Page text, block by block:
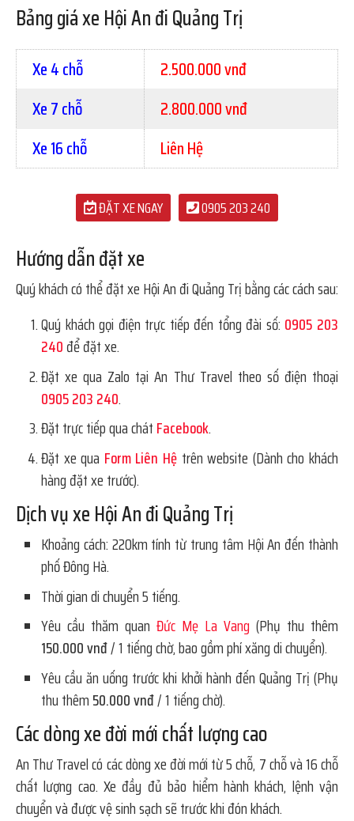
Bảng giá xe Hội An đi Quảng Trị
Xe 4 chỗ
2.500.000 vnđ
Xe 7 chỗ
2.800.000 vnđ
Xe 16 chỗ
Liên Hệ
ĐẶT XE NGAY 0905 203 240
Hướng dẫn đặt xe
Quý khách có thể đặt xe Hội An đi Quảng Trị bằng các cách sau:
Quý khách gọi điện trực tiếp đến tổng đài số: 0905 203
240 để đặt xe.
Đặt xe qua Zalo tại An Thư Travel theo số điện thoại
0905 203 240.
Đặt trực tiếp qua chát Facebook.
Đặt xe qua Form Liên Hệ trên website (Dành cho khách
hàng đặt xe trước).
Dịch vụ xe Hội An đi Quảng Trị
Khoảng cách: 220km tính từ trung tâm Hội An đến thành
phố Đông Hà.
Thời gian di chuyển 5 tiếng.
Yêu cầu thăm quan Đức Mẹ La Vang (Phụ thu thêm
150.000 vnđ/ 1 tiếng chờ, bao gồm phí xăng di chuyển).
Yêu cầu ăn uống trước khi khởi hành đến Quảng Trị (Phụ
thu thêm 50.000 vnđ/ 1 tiếng chờ).
Các dòng xe đời mới chất lượng cao
An Thư Travel có các dòng xe đời mới từ 5 chỗ, 7 chỗ và 16 chỗ
chất lượng cao. Xe đầy đủ bảo hiểm hành khách, lệnh vận
chuyển và được vệ sinh sạch sẽ trước khi đón khách.